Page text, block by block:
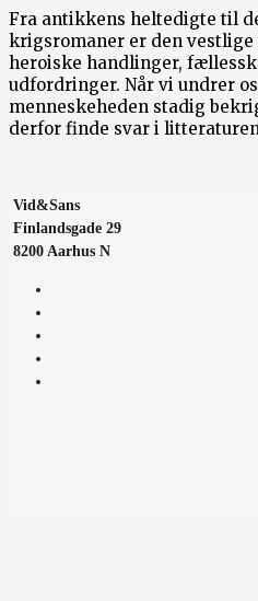
Fra antikkens heltedigte til
krigsromaner er den
heroiske handlinger,
udfordringer. Når vi undrer
menneskeheden stadig
derfor finde svar i
Vid&Sans
Finlandsgade 29
8200 Aarhus N